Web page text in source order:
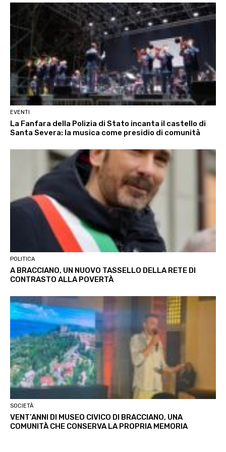
EVENTI
La Fanfara della Polizia di Stato incanta il castello di
Santa Severa: la musica come presidio di comunità
POLITICA
A BRACCIANO, UN NUOVO TASSELLO DELLA RETE DI
CONTRASTO ALLA POVERTÀ
SOCIETÀ
VENT’ANNI DI MUSEO CIVICO DI BRACCIANO, UNA
COMUNITÀ CHE CONSERVA LA PROPRIA MEMORIA